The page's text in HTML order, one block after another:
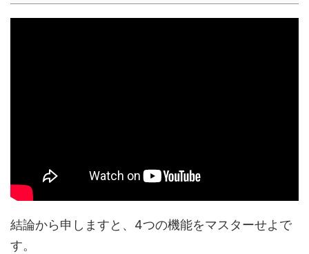
結論から申しますと、 4つの機能をマスターせよ で
す。